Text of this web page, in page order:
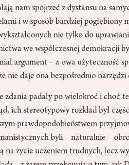
nam spojrzeć z dystansu na
i w sposób bardziej pogłębiony
nie tylko do
we współczesnej demokracji
argument – a owa użyteczność
nie daje ona bezpośrednio
zdania padały po wielokroć i choć
ich stereotypowy rozkład był
prawdopodobieństwem
byli – naturalnie –
na życie uczeniem trudnych, lecz